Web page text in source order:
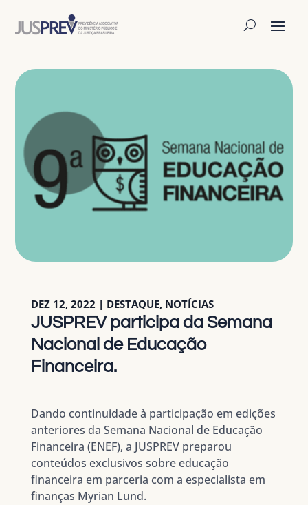
JUSPREV participa da Semana
Nacional de Educação
Financeira.
DEZ 12, 2022 | DESTAQUE, NOTÍCIAS
Dando continuidade à participação em edições
anteriores da Semana Nacional de Educação
Financeira (ENEF), a JUSPREV preparou
conteúdos exclusivos sobre educação
financeira em parceria com a especialista em
finanças Myrian Lund.